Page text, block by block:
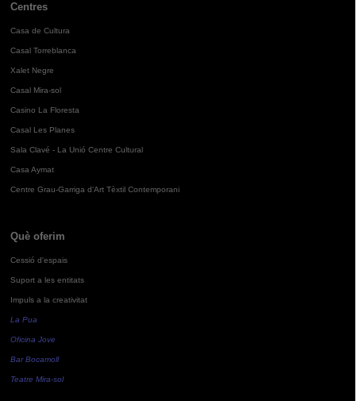
Centres
Casa de Cultura
Casal Torreblanca
Xalet Negre
Casal Mira-sol
Casino La Floresta
Casal Les Planes
Sala Clavé - La Unió Centre Cultural
Casa Aymat
Centre Grau-Garriga d'Art Tèxtil Contemporani
Què oferim
Cessió d'espais
Suport a les entitats
Impuls a la creativitat
La Pua
Oficina Jove
Bar Bocamoll
Teatre Mira-sol